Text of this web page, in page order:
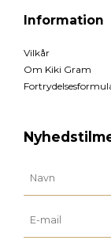
Information
Vilkår
Om Kiki Gram